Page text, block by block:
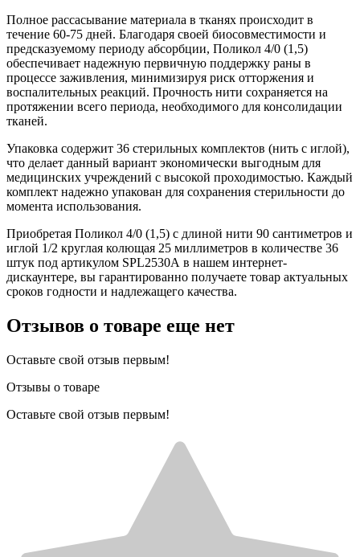
Полное рассасывание материала в тканях происходит в
течение 60-75 дней. Благодаря своей биосовместимости и
предсказуемому периоду абсорбции, Поликол 4/0 (1,5)
обеспечивает надежную первичную поддержку раны в
процессе заживления, минимизируя риск отторжения и
воспалительных реакций. Прочность нити сохраняется на
протяжении всего периода, необходимого для консолидации
тканей.
Упаковка содержит 36 стерильных комплектов (нить с иглой),
что делает данный вариант экономически выгодным для
медицинских учреждений с высокой проходимостью. Каждый
комплект надежно упакован для сохранения стерильности до
момента использования.
Приобретая Поликол 4/0 (1,5) с длиной нити 90 сантиметров и
иглой 1/2 круглая колющая 25 миллиметров в количестве 36
штук под артикулом SPL2530А в нашем интернет-
дискаунтере, вы гарантированно получаете товар актуальных
сроков годности и надлежащего качества.
Отзывов о товаре еще нет
Оставьте свой отзыв первым!
Отзывы о товаре
Оставьте свой отзыв первым!